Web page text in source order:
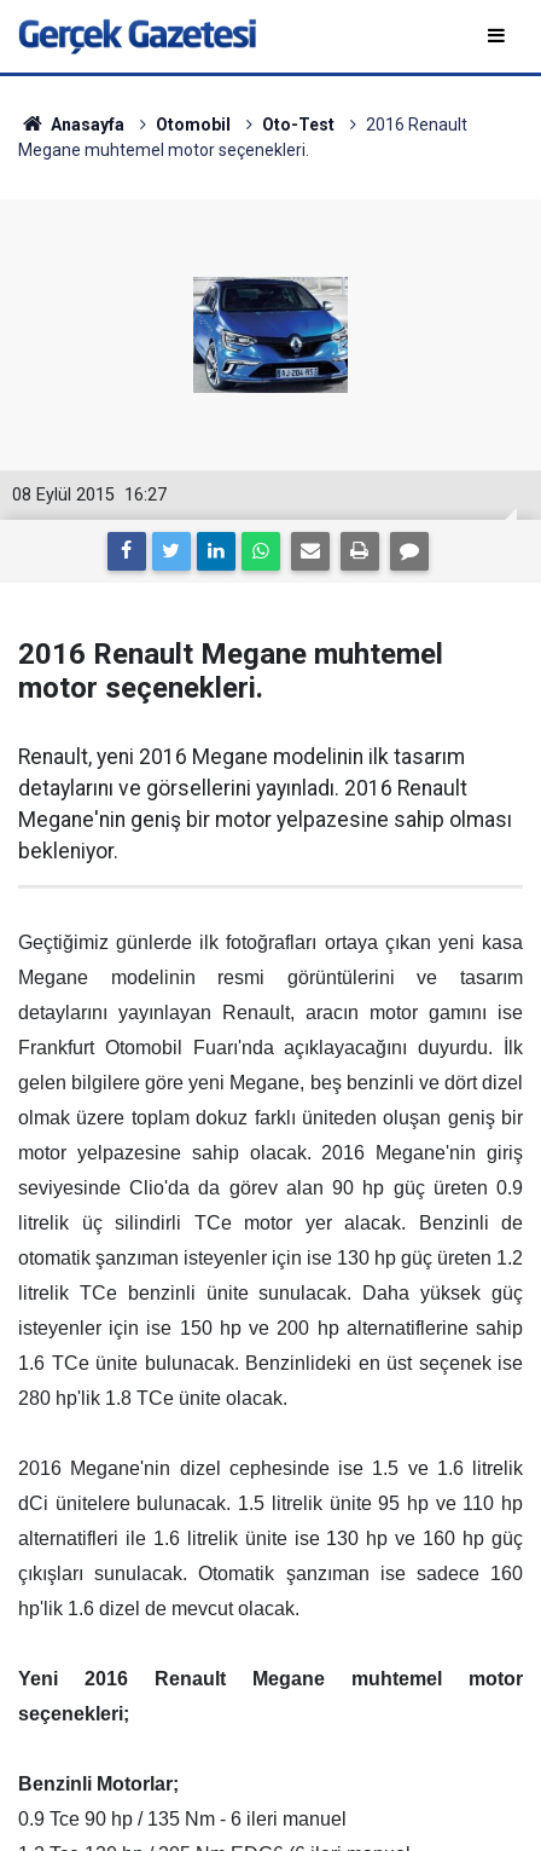
Anasayfa Otomobil Oto-Test
2016 Renault
Megane muhtemel motor seçenekleri.
16:27
08 Eylül 2015
2016 Renault Megane muhtemel
motor seçenekleri.
Renault, yeni 2016 Megane modelinin ilk tasarım
detaylarını ve görsellerini yayınladı. 2016 Renault
Megane'nin geniş bir motor yelpazesine sahip olması
bekleniyor.
Geçtiğimiz günlerde ilk fotoğrafları ortaya çıkan yeni kasa
Megane modelinin resmi görüntülerini ve tasarım
detaylarını yayınlayan Renault, aracın motor gamını ise
Frankfurt Otomobil Fuarı'nda açıklayacağını duyurdu. İlk
gelen bilgilere göre yeni Megane, beş benzinli ve dört dizel
olmak üzere toplam dokuz farklı üniteden oluşan geniş bir
motor yelpazesine sahip olacak. 2016 Megane'nin giriş
seviyesinde Clio'da da görev alan 90 hp güç üreten 0.9
litrelik üç silindirli TCe motor yer alacak. Benzinli de
otomatik şanzıman isteyenler için ise 130 hp güç üreten 1.2
litrelik TCe benzinli ünite sunulacak. Daha yüksek güç
isteyenler için ise 150 hp ve 200 hp alternatiflerine sahip
1.6 TCe ünite bulunacak. Benzinlideki en üst seçenek ise
280 hp'lik 1.8 TCe ünite olacak.
2016 Megane'nin dizel cephesinde ise 1.5 ve 1.6 litrelik
dCi ünitelere bulunacak. 1.5 litrelik ünite 95 hp ve 110 hp
alternatifleri ile 1.6 litrelik ünite ise 130 hp ve 160 hp güç
çıkışları sunulacak. Otomatik şanzıman ise sadece 160
hp'lik 1.6 dizel de mevcut olacak.
Yeni 2016 Renault Megane muhtemel motor
seçenekleri;
Benzinli Motorlar;
0.9 Tce 90 hp / 135 Nm - 6 ileri manuel